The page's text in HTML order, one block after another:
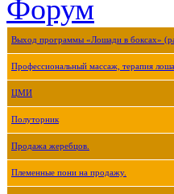
Форум
Выход программы «Лошади в боксах»
Профессиональный массаж, терапия
ЦМИ
Полуторник
Продажа жеребцов.
Племенные пони на продажу.